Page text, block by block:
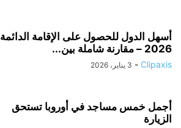
أسهل الدول للحصول على الإقامة الدائمة
2026 – مقارنة شاملة بين...
Clipaxis
- 3 يناير، 2026
أجمل خمس مساجد في أوروبا تستحق
الزيارة